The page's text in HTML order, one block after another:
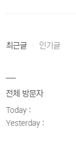
최근글 인기글
전체 방문자
Today :
Yesterday :